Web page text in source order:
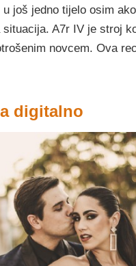
još jedno tijelo osim
A7r IV je stroj
novcem. Ova
digitalno